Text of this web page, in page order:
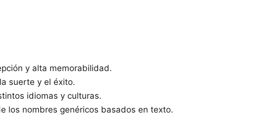
y alta memorabilidad.
suerte y el éxito.
idiomas y culturas.
los nombres genéricos basados en texto.